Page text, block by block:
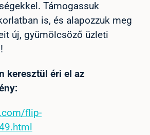
Támogassuk
is, és alapozzuk meg
új, gyümölcsöző üzleti
keresztül éri el az
flip-